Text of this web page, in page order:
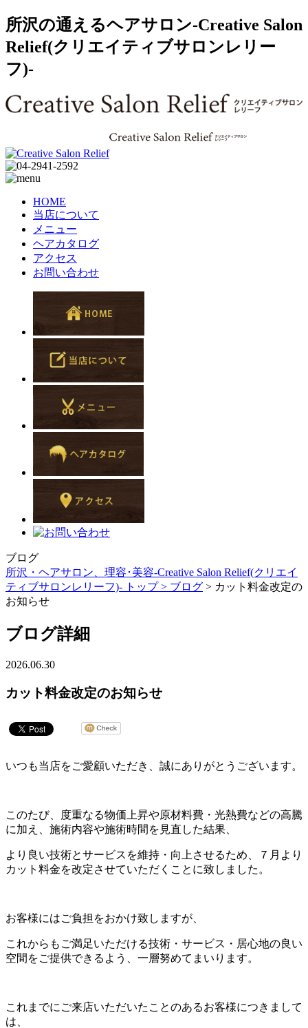
所沢の通えるヘアサロン-Creative Salon
Relief(クリエイティブサロンレリー
フ)-
HOME
当店について
メニュー
ヘアカタログ
アクセス
お問い合わせ
ブログ
所沢・ヘアサロン、理容･美容-Creative Salon Relief(クリエイ
ティブサロンレリーフ)- トップ > ブログ > カット料金改定の
お知らせ
ブログ詳細
2026.06.30
カット料金改定のお知らせ
いつも当店をご愛顧いただき、誠にありがとうございます。
このたび、度重なる物価上昇や原材料費・光熱費などの高騰
に加え、施術内容や施術時間を見直した結果、
より良い技術とサービスを維持・向上させるため、７月より
カット料金を改定させていただくことに致しました。
お客様にはご負担をおかけ致しますが、
これからもご満足いただける技術・サービス・居心地の良い
空間をご提供できるよう、一層努めてまいります。
これまでにご来店いただいたことのあるお客様につきまして
は、